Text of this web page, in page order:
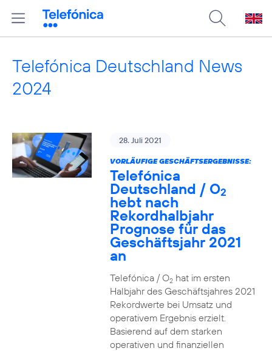
Telefónica Deutschland News
2024
28. Juli 2021
VORLÄUFIGE GESCHÄFTSERGEBNISSE:
Telefónica
Deutschland / O2
hebt nach
Rekordhalbjahr
Prognose für das
Geschäftsjahr 2021
an
Telefónica / O2hat im ersten
Halbjahr des Geschäftsjahres 2021
Rekordwerte bei Umsatz und
operativem Ergebnis erzielt.
Basierend auf dem starken
operativen und finanziellen